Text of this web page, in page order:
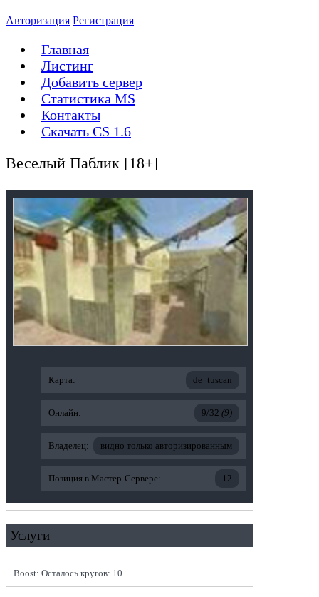
Авторизация Регистрация
Главная
Листинг
Добавить сервер
Статистика MS
Контакты
Скачать CS 1.6
Веселый Паблик [18+]
Карта: de_tuscan
Онлайн: 9/32 (9)
Владелец: видно только авторизированным
Позиция в Мастер-Сервере: 12
Услуги
Boost: Осталось кругов: 10